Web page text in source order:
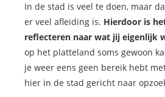
In de stad is veel te doen, maar
er veel afleiding is. Hierdoor is
reflecteren naar wat jij eigenlijk
op het platteland soms gewoon
je weer eens geen bereik hebt
hier in de stad gericht naar